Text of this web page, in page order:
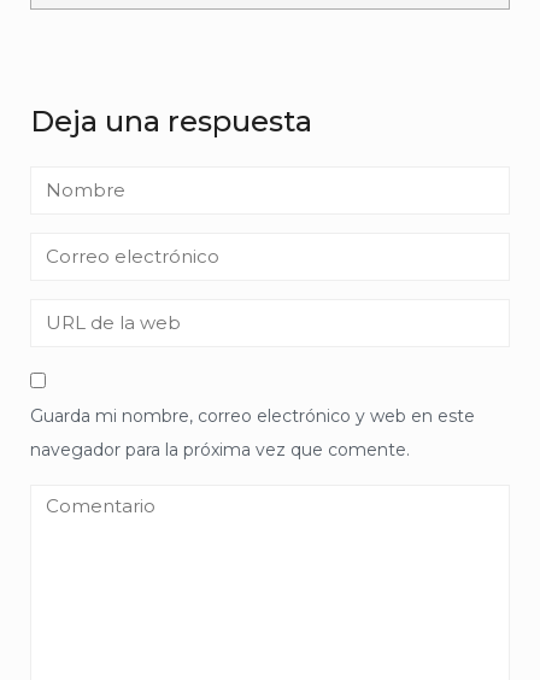
Deja una respuesta
Guarda mi nombre, correo electrónico y web en este
navegador para la próxima vez que comente.